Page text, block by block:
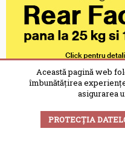
Această pagină web
îmbunătățirea
asigurarea
PROTECȚIA